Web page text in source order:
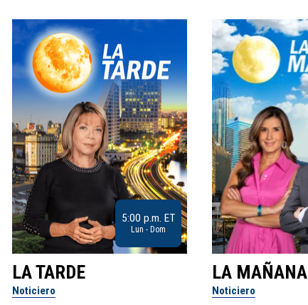
5:00 p.m. ET
Lun - Dom
LA TARDE
Noticiero
LA MAÑANA
Noticiero